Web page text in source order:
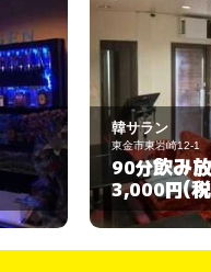
韓サラン
東金市東岩崎12-1
90分飲み放題
3,000円(税込)